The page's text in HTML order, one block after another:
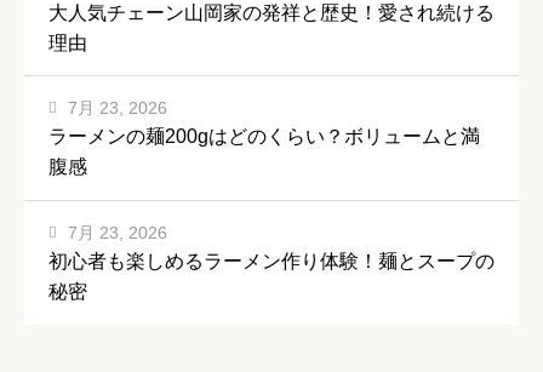
大人気チェーン山岡家の発祥と歴史！愛され続ける
理由
ラーメンの麺200gはどのくらい？ボリュームと満
腹感
7月 23, 2026
初心者も楽しめるラーメン作り体験！麺とスープの
秘密
7月 23, 2026